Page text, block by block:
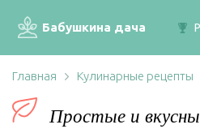
Бабушкина дача
Главная Кулинарные рецепты
Простые и